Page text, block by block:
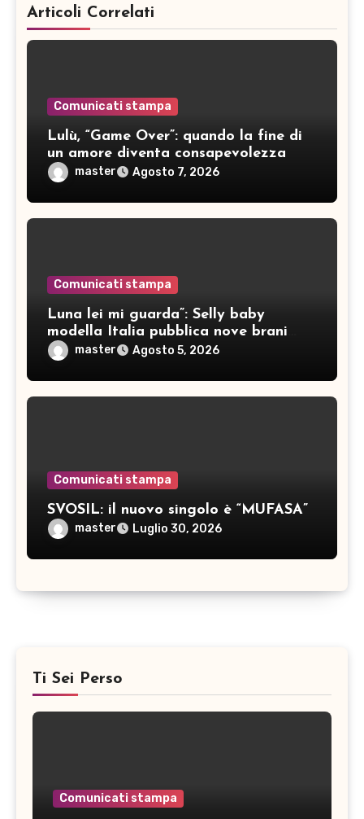
Articoli Correlati
Comunicati stampa
Lulù, “Game Over”: quando la fine di
un amore diventa consapevolezza
master Agosto 7, 2026
Comunicati stampa
Luna lei mi guarda”: Selly baby
modella Italia pubblica nove brani
ineditimaster Agosto 5, 2026
Comunicati stampa
SVOSIL: il nuovo singolo è “MUFASA”
master Luglio 30, 2026
Ti Sei Perso
Comunicati stampa